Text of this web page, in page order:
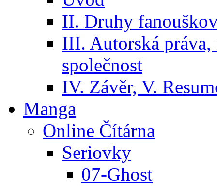
II. Druhy
III. Autorská práva,
společnost
IV. Závěr, V.
Manga
Online Čítárna
Seriovky
07-Ghost